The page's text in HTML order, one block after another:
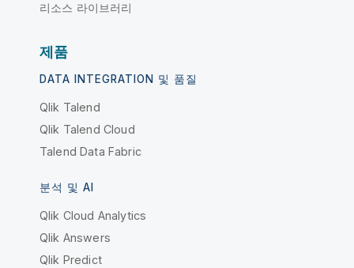
리소스 라이브러리
제품
DATA INTEGRATION 및 품질
Qlik Talend
Qlik Talend Cloud
Talend Data Fabric
분석 및 AI
Qlik Cloud Analytics
Qlik Answers
Qlik Predict